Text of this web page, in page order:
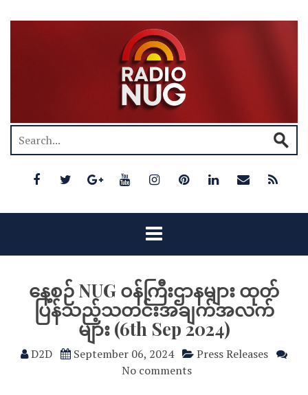
နေ့စဉ် NUG ဝန်ကြီးဌာနများ ထုတ်
ပြန်သည့်သတင်းအချက်အလက်
များ (6th Sep 2024)
D2D September 06, 2024
Press Releases
No comments